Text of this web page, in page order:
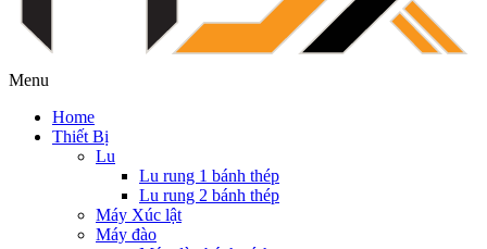
Menu
Home
Thiết Bị
Lu
Lu rung 1 bánh thép
Lu rung 2 bánh thép
Máy Xúc lật
Máy đào